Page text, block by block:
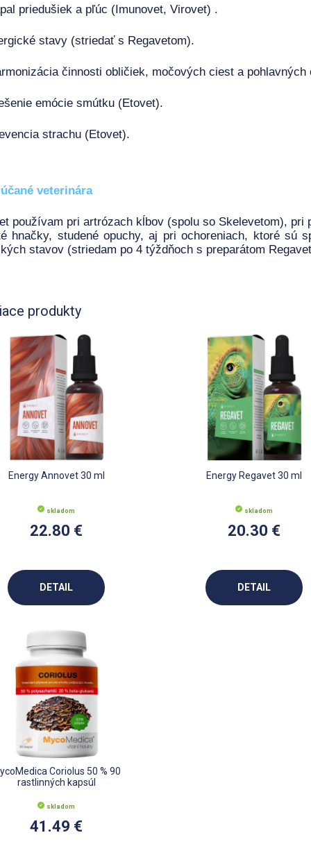
priedušiek a pľúc (Imunovet, Virovet) .
stavy (striedať s Regavetom).
činnosti obličiek, močových ciest a
emócie smútku (Etovet).
strachu (Etovet).
veterinára
používam pri artrózach kĺbov (spolu so Skelevetom), pri
hnačky, studené opuchy, aj pri ochoreniach, ktoré sú
stavov (striedam po 4 týždňoch s preparátom
produkty
Energy Annovet 30 ml
skladom
22.80 €
DETAIL
Energy Regavet 30 ml
skladom
20.30 €
DETAIL
Coriolus 50 % 90
rastlinných kapsúl
skladom
41.49 €